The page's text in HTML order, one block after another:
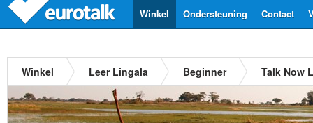
Contact
Ondersteuning
Winkel
Winkel Leer Lingala Beginner Talk Now